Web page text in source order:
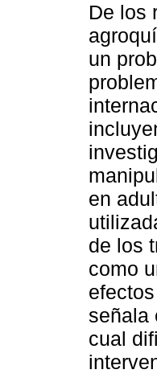
De los
un
en
de los
como
señala
cual